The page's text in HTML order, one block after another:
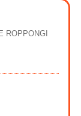
ROPPONGI